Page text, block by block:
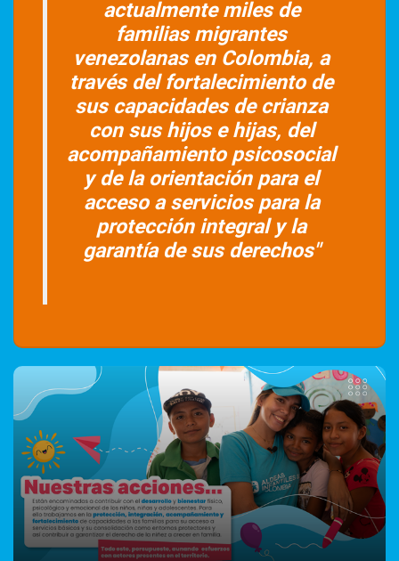
actualmente miles de
familias migrantes
venezolanas en Colombia, a
través del fortalecimiento de
sus capacidades de crianza
con sus hijos e hijas, del
acompañamiento psicosocial
y de la orientación para el
acceso a servicios para la
protección integral y la
garantía de sus derechos"